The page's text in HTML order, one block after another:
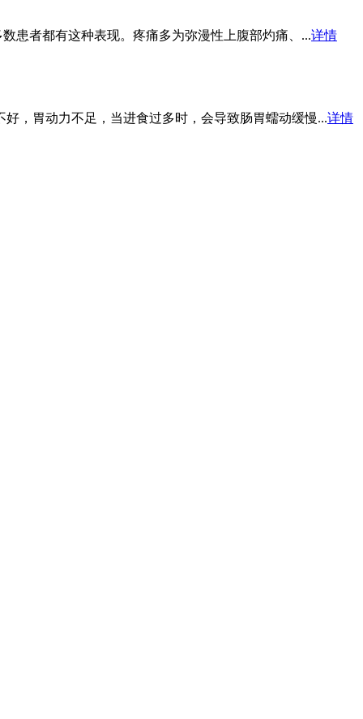
患者都有这种表现。疼痛多为弥漫性上腹部灼痛、...详情
，胃动力不足，当进食过多时，会导致肠胃蠕动缓慢...详情